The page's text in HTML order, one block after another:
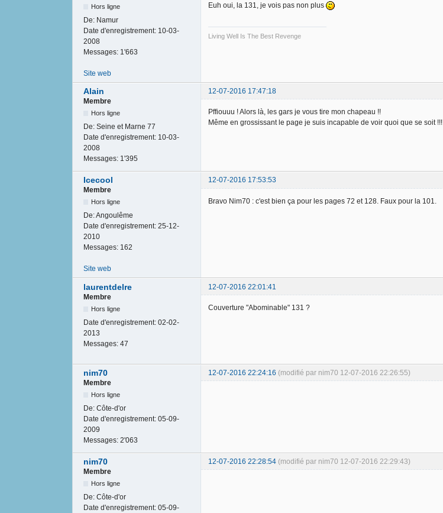
Hors ligne
De: Namur
Date d'enregistrement: 10-03-
2008
Messages: 1'663
Euh oui, la 131, je vois pas non plus
Living Well Is The Best Revenge
Site web
Alain
12-07-2016 17:47:18
Membre
Hors ligne
De: Seine et Marne 77
Date d'enregistrement: 10-03-
2008
Messages: 1'395
Pffiouuu ! Alors là, les gars je vous tire mon chapeau !!
Même en grossissant le page je suis incapable de voir quoi que se soit !!!
Icecool
12-07-2016 17:53:53
Membre
Hors ligne
De:Angoulême
Date d'enregistrement: 25-12-
2010
Messages: 162
Bravo Nim70 : c'est bien ça pour les pages 72 et 128. Faux pour la 101.
Site web
laurentdelre
12-07-2016 22:01:41
Membre
Hors ligne
Date d'enregistrement: 02-02-
2013
Messages: 47
Couverture "Abominable" 131 ?
nim70 12-07-2016 22:24:16 (modifié par nim70 12-07-2016 22:26:55)
Membre
Hors ligne
De: Côte-d'or
Date d'enregistrement: 05-09-
2009
Messages: 2'063
nim70 12-07-2016 22:28:54 (modifié par nim70 12-07-2016 22:29:43)
Membre
Hors ligne
De: Côte-d'or
Date d'enregistrement: 05-09-